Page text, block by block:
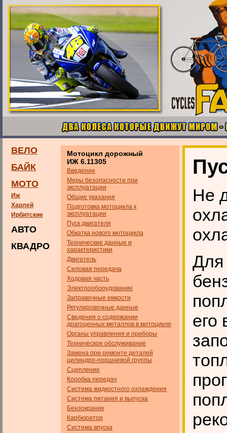
ВЕЛО
БАЙК
МОТО
Иж
Харлей
Ирбитские
АВТО
КВАДРО
Мотоцикл дорожный
ИЖ 6.11305
Введение
Меры безопасности при
эксплуатации
Общие указания
Подготовка мотоцикла к
эксплуатации
Пуск двигателя
Обкатка нового мотоцикла
Технические данные и
характеристики
Двигатель
Силовая передача
Ходовая часть
Электрооборудование
Заправочные емкости
Регулировочные данные
Сведения о содержании
драгоценных металлов в мотоцикле
Органы управления и приборы
Техническое обслуживание
Замена при ремонте деталей
цилиндро-поршневой группы
Сцепление
Коробка передач
Система жидкостного охлаждения
Система питания и выпуска
Бензокраник
Карбюратор
Система впуска
Не
Для
его